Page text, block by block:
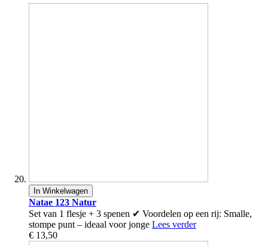
In Winkelwagen
Natae 123 Natur
Set van 1 flesje + 3 spenen ✔ Voordelen op een rij: Smalle,
stompe punt – ideaal voor jonge Lees verder
€ 13,50